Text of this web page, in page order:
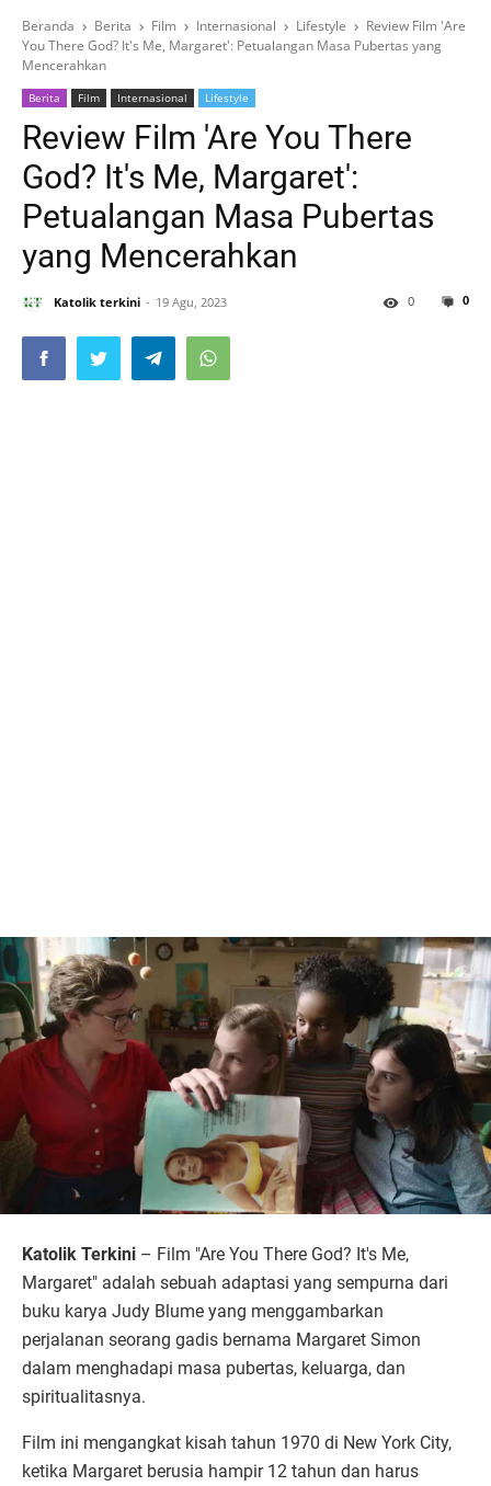
Beranda Berita Film Internasional Lifestyle
Review Film 'Are
You There God? It's Me, Margaret': Petualangan Masa Pubertas yang
Mencerahkan
Berita Film Internasional Lifestyle
Review Film 'Are You There
God? It's Me, Margaret':
Petualangan Masa Pubertas
yang Mencerahkan
Katolik terkini 19 Agu, 2023 0
0
Katolik Terkini – Film "Are You There God? It's Me,
Margaret" adalah sebuah adaptasi yang sempurna dari
buku karya Judy Blume yang menggambarkan
perjalanan seorang gadis bernama Margaret Simon
dalam menghadapi masa pubertas, keluarga, dan
spiritualitasnya.
Film ini mengangkat kisah tahun 1970 di New York City,
ketika Margaret berusia hampir 12 tahun dan harus